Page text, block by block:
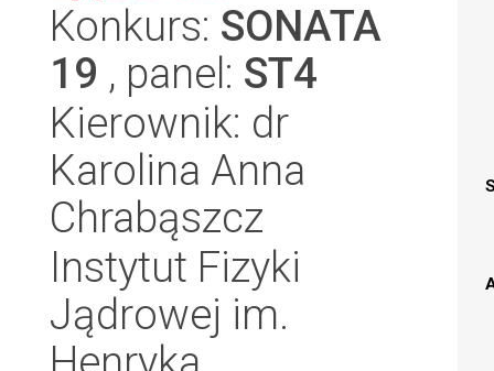
Konkurs: SONATA
19 , panel: ST4
Kierownik: dr
Karolina Anna
Chrabąszcz
Instytut Fizyki
Jądrowej im.